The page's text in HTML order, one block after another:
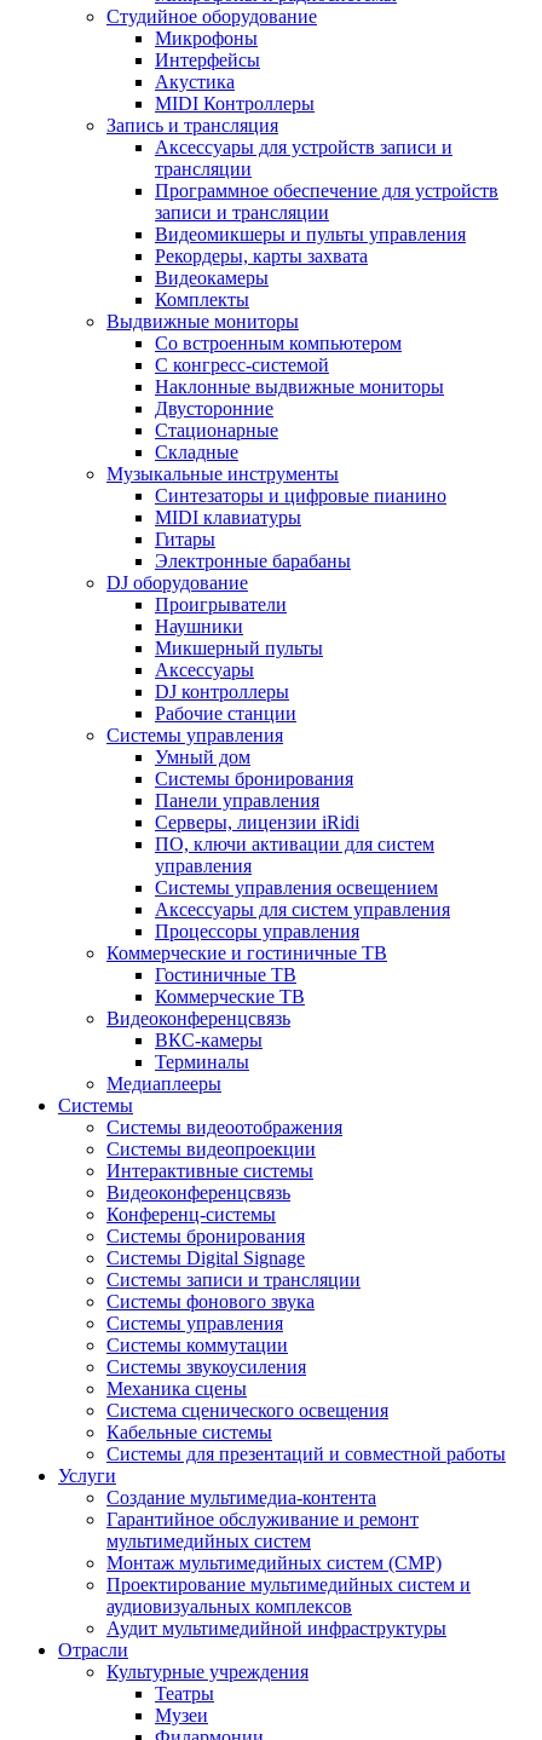
Студийное оборудование
Микрофоны
Интерфейсы
Акустика
MIDI Контроллеры
Запись и трансляция
Аксессуары для устройств записи и
трансляции
Программное обеспечение для устройств
записи и трансляции
Видеомикшеры и пульты управления
Рекордеры, карты захвата
Видеокамеры
Комплекты
Выдвижные мониторы
Со встроенным компьютером
С конгресс-системой
Наклонные выдвижные мониторы
Двусторонние
Стационарные
Складные
Музыкальные инструменты
Синтезаторы и цифровые пианино
MIDI клавиатуры
Гитары
Электронные барабаны
DJ оборудование
Проигрыватели
Наушники
Микшерный пульты
Аксессуары
DJ контроллеры
Рабочие станции
Системы управления
Умный дом
Системы бронирования
Панели управления
Серверы, лицензии iRidi
ПО, ключи активации для систем
управления
Системы управления освещением
Аксессуары для систем управления
Процессоры управления
Коммерческие и гостиничные ТВ
Гостиничные ТВ
Коммерческие ТВ
Видеоконференцсвязь
ВКС-камеры
Терминалы
Медиаплееры
Системы
Системы видеоотображения
Системы видеопроекции
Интерактивные системы
Видеоконференцсвязь
Конференц-системы
Системы бронирования
Системы Digital Signage
Системы записи и трансляции
Системы фонового звука
Системы управления
Системы коммутации
Системы звукоусиления
Механика сцены
Система сценического освещения
Кабельные системы
Системы для презентаций и совместной работы
Услуги
Создание мультимедиа-контента
Гарантийное обслуживание и ремонт
мультимедийных систем
Монтаж мультимедийных систем (СМР)
Проектирование мультимедийных систем и
аудиовизуальных комплексов
Аудит мультимедийной инфраструктуры
Отрасли
Культурные учреждения
Театры
Музеи